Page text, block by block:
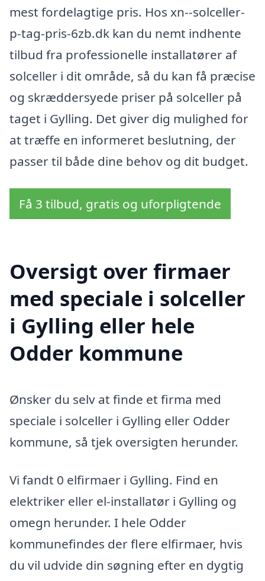
mest fordelagtige pris. Hos xn--solceller-
p-tag-pris-6zb.dk kan du nemt indhente
tilbud fra professionelle installatører af
solceller i dit område, så du kan få præcise
og skræddersyede priser på solceller på
taget i Gylling. Det giver dig mulighed for
at træffe en informeret beslutning, der
passer til både dine behov og dit budget.
Få 3 tilbud, gratis og uforpligtende
Oversigt over firmaer
med speciale i solceller
i Gylling eller hele
Odder kommune
Ønsker du selv at finde et firma med
speciale i solceller i Gylling eller Odder
kommune, så tjek oversigten herunder.
Vi fandt 0 elfirmaer i Gylling. Find en
elektriker eller el-installatør i Gylling og
omegn herunder. I hele Odder
kommunefindes der flere elfirmaer, hvis
du vil udvide din søgning efter en dygtig